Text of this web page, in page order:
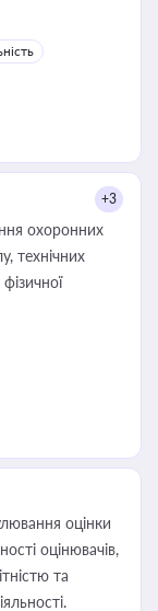
+3
охоронних
технічних
оцінки
оцінювачів,
та